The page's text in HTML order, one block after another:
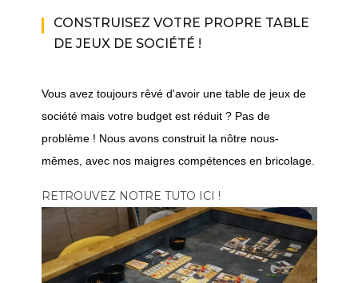
CONSTRUISEZ VOTRE PROPRE TABLE
DE JEUX DE SOCIÉTÉ !
Vous avez toujours rêvé d'avoir une table de jeux de
société mais votre budget est réduit ? Pas de
problème ! Nous avons construit la nôtre nous-
mêmes, avec nos maigres compétences en bricolage.
RETROUVEZ NOTRE TUTO ICI !